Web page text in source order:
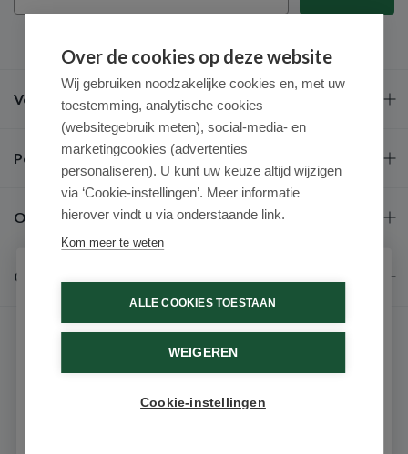
Veel gestelde vragen
Populaire merken
Over ons
Contact
9.6 / 10 (531 beoordelingen)
Over de cookies op deze website
Wij gebruiken noodzakelijke cookies en, met uw
toestemming, analytische cookies
(websitegebruik meten), social-media- en
marketingcookies (advertenties
personaliseren). U kunt uw keuze altijd wijzigen
via ‘Cookie-instellingen’. Meer informatie
hierover vindt u via onderstaande link.
Kom meer te weten
ALLE COOKIES TOESTAAN
WEIGEREN
Cookie-instellingen
Schrijf je in voor onze nieuwsbrief
Ontvang als eerste de beste aanbiedingen en persoonlijk
advies